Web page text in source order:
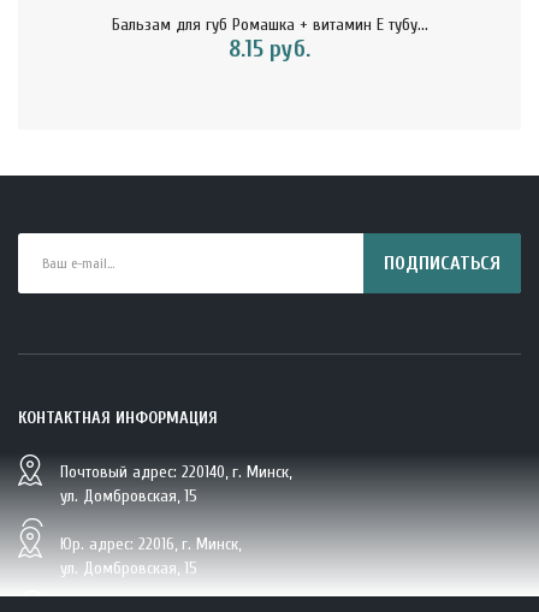
Бальзам для губ Ромашка + витамин Е тубу...
8.15 руб.
BIO Кокосовая вода тетрапак 330 мл Vietcoco 112878..
5.23 руб.
ПОДПИСАТЬСЯ
КОНТАКТНАЯ ИНФОРМАЦИЯ
Почтовый адрес: 220140, г. Минск,
ул. Домбровская, 15
Юр. адрес: 22016, г. Минск,
ул. Домбровская, 15